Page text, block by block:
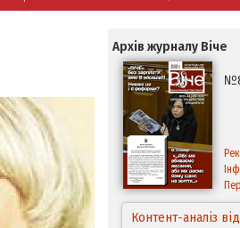
Архів журналу Віче
Контент-аналіз